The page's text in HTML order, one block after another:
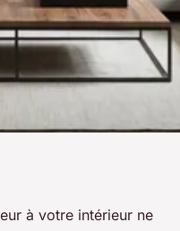
pour
à votre intérieur ne